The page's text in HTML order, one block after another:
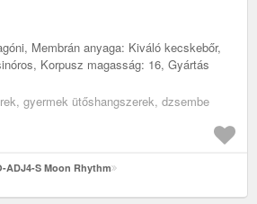
Membrán anyaga: Kiváló kecskebőr,
Korpusz magasság: 16, Gyártás
gyermek ütőshangszerek, dzsembe
ADJ4-S Moon Rhythm